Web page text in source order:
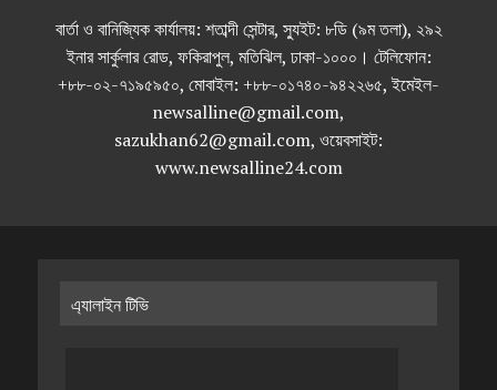
বার্তা ও বানিজ্যিক কার্যালয়: শতাব্দী সেন্টার, স্যুইট: ৮ডি (৯ম তলা), ২৯২
ইনার সার্কুলার রোড, ফকিরাপুল, মতিঝিল, ঢাকা-১০০০। টেলিফোন:
+৮৮-০২-৭১৯৫৯৫০, মোবাইল: +৮৮-০১৭৪০-৯৪২২৬৫, ইমেইল-
newsalline@gmail.com,
sazukhan62@gmail.com, ওয়েবসাইট:
www.newsalline24.com
এ্যালাইন টিভি